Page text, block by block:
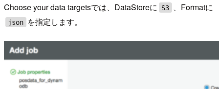
Choose your data targetsでは、DataStoreに S3 、Formatに
json を指定します。